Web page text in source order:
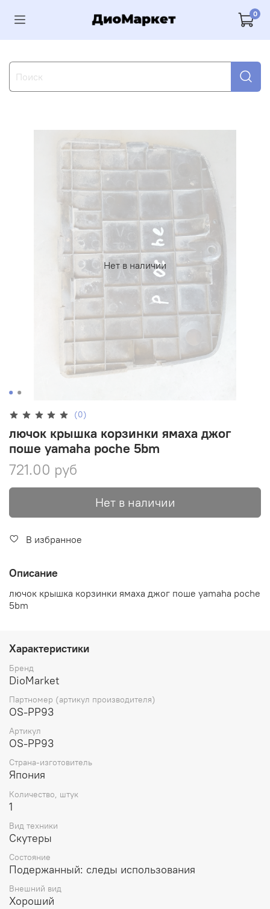
0
Нет в наличии
(0)
лючок крышка корзинки ямаха джог
поше yamaha poche 5bm
721.00 руб
Нет в наличии
В избранное
Описание
лючок крышка корзинки ямаха джог поше yamaha poche
5bm
Характеристики
Бренд
DioMarket
Партномер (артикул производителя)
OS-PP93
Артикул
OS-PP93
Страна-изготовитель
Япония
Количество, штук
1
Вид техники
Скутеры
Состояние
Подержанный: следы использования
Внешний вид
Хороший